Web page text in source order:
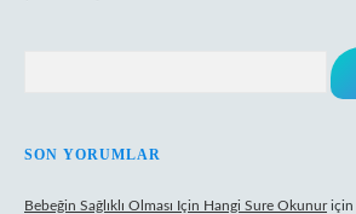
SON YORUMLAR
Bebeğin Sağlıklı Olması Için Hangi Sure Okunuriçin